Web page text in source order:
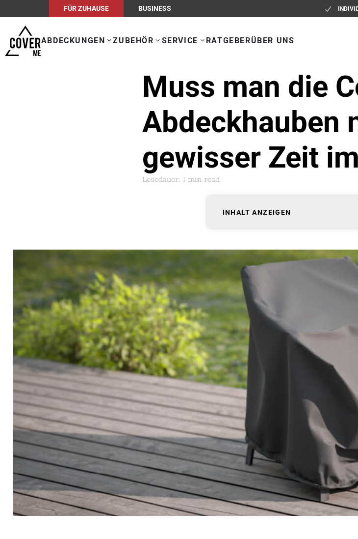
FÜR ZUHAUSE BUSINESS
ABDECKUNGEN ZUBEHÖR SERVICE RATGEBERÜBER UNS
Muss man die
Abdeckhauben
gewisser Zeit
Lesedauer: 1 min read
INHALT ANZEIGEN